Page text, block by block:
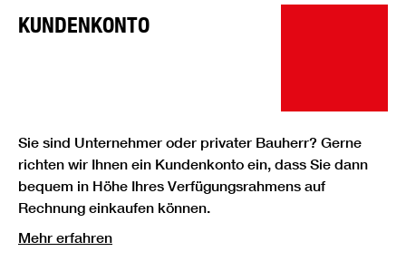
KUNDENKONTO
Sie sind Unternehmer oder privater Bauherr? Gerne
richten wir Ihnen ein Kundenkonto ein, dass Sie dann
bequem in Höhe Ihres Verfügungsrahmens auf
Rechnung einkaufen können.
Mehr erfahren